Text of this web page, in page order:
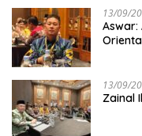
13/09/
Aswar:
13/09/
Zainal